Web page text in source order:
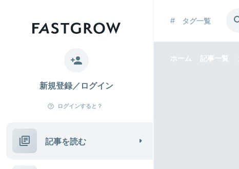
新規登録／ログイン
ログインすると？
記事を読む
タグ一覧
ホーム 記事一覧